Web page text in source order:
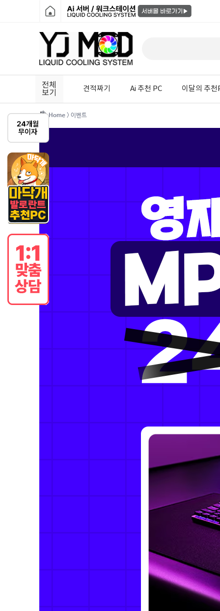
전체
보기
견적짜기 Ai 추천 PC 이달의 추천
Home > 이벤트